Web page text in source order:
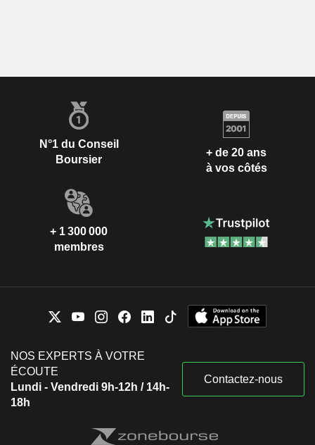
N°1 du Conseil
Boursier
+ de 20 ans
à vos côtés
+ 1 300 000
membres
NOS EXPERTS À VOTRE
ÉCOUTE
Lundi - Vendredi 9h-12h / 14h-
18h
Contactez-nous